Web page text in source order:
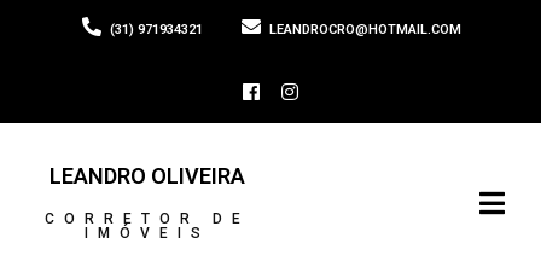
(31) 971934321 LEANDROCRO@HOTMAIL.COM
LEANDRO OLIVEIRA
CORRETOR DE
IMÓVEIS